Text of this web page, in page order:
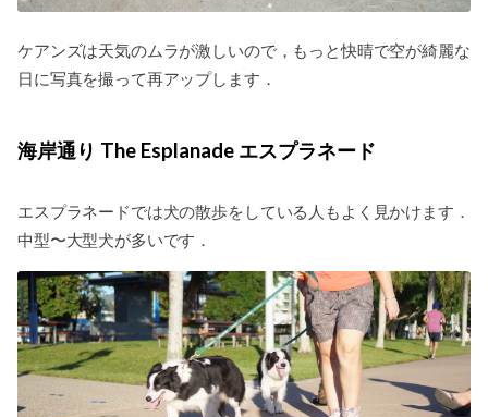
ケアンズは天気のムラが激しいので，もっと快晴で空が綺麗な
日に写真を撮って再アップします．
海岸通り The Esplanade エスプラネード
エスプラネードでは犬の散歩をしている人もよく見かけます．
中型〜大型犬が多いです．